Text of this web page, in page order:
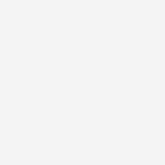
Gewinnspiel-Beitrags. Das
auf die Frage: „Warum